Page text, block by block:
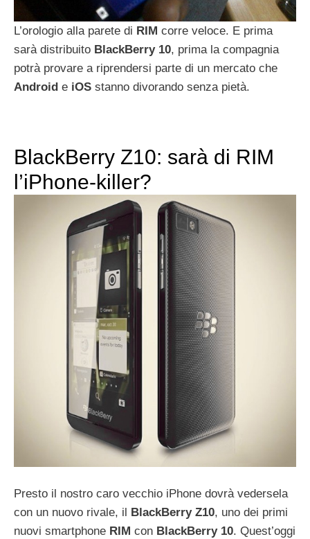
L’orologio alla parete di RIM corre veloce. E prima
sarà distribuito BlackBerry 10, prima la compagnia
potrà provare a riprendersi parte di un mercato che
Android e iOS stanno divorando senza pietà.
BlackBerry Z10: sarà di RIM
l’iPhone-killer?
Presto il nostro caro vecchio iPhone dovrà vedersela
con un nuovo rivale, il
BlackBerry Z10, uno dei primi
nuovi smartphone RIM con BlackBerry 10. Quest’oggi